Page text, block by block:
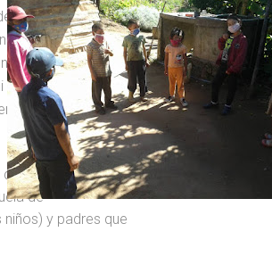
Por cuenta propia
pues en el camino ha
ella, una mujer
Es el caso, por
se
de
y padres que